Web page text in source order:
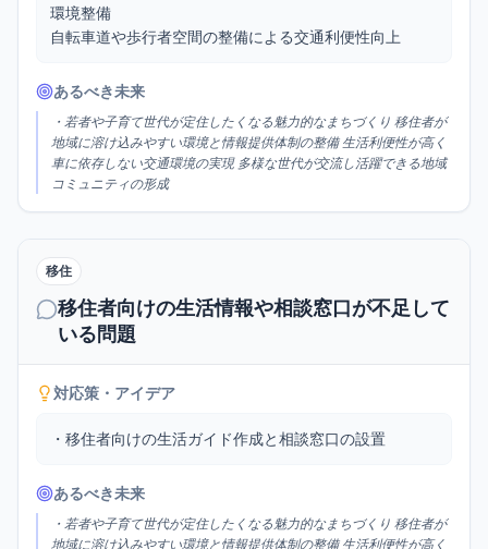
環境整備
自転車道や歩行者空間の整備による交通利便性向上
あるべき未来
・若者や子育て世代が定住したくなる魅力的なまちづくり 移住者が
地域に溶け込みやすい環境と情報提供体制の整備 生活利便性が高く
車に依存しない交通環境の実現 多様な世代が交流し活躍できる地域
コミュニティの形成
移住
移住者向けの生活情報や相談窓口が不足して
いる問題
対応策・アイデア
・移住者向けの生活ガイド作成と相談窓口の設置
あるべき未来
・若者や子育て世代が定住したくなる魅力的なまちづくり 移住者が
地域に溶け込みやすい環境と情報提供体制の整備 生活利便性が高く